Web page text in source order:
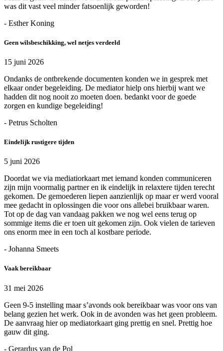
was dit vast veel minder fatsoenlijk geworden!
- Esther Koning
Geen wilsbeschikking, wel netjes verdeeld
15 juni 2026
Ondanks de ontbrekende documenten konden we in gesprek met
elkaar onder begeleiding. De mediator hielp ons hierbij want we
hadden dit nog nooit zo moeten doen. bedankt voor de goede
zorgen en kundige begeleiding!
- Petrus Scholten
Eindelijk rustigere tijden
5 juni 2026
Doordat we via mediatiorkaart met iemand konden communiceren
zijn mijn voormalig partner en ik eindelijk in relaxtere tijden terecht
gekomen. De gemoederen liepen aanzienlijk op maar er werd vooral
mee gedacht in oplossingen die voor ons allebei bruikbaar waren.
Tot op de dag van vandaag pakken we nog wel eens terug op
sommige items die er toen uit gekomen zijn. Ook vielen de tarieven
ons enorm mee in een toch al kostbare periode.
- Johanna Smeets
Vaak bereikbaar
31 mei 2026
Geen 9-5 instelling maar s’avonds ook bereikbaar was voor ons van
belang gezien het werk. Ook in de avonden was het geen probleem.
De aanvraag hier op mediatorkaart ging prettig en snel. Prettig hoe
gauw dit ging.
- Gerardus van de Pol